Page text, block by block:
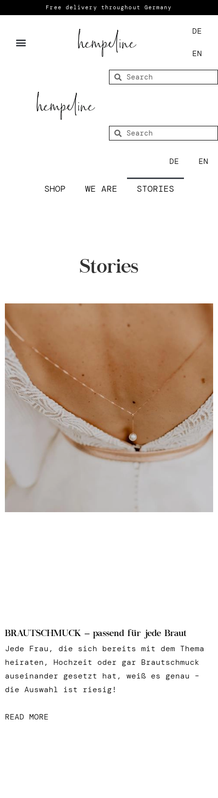
Free delivery throughout Germany
DE
EN
DE EN
SHOP WE ARE STORIES
Stories
BRAUTSCHMUCK – passend für jede Braut
Jede Frau, die sich bereits mit dem Thema
heiraten, Hochzeit oder gar Brautschmuck
auseinander gesetzt hat, weiß es genau –
die Auswahl ist riesig!
READ MORE